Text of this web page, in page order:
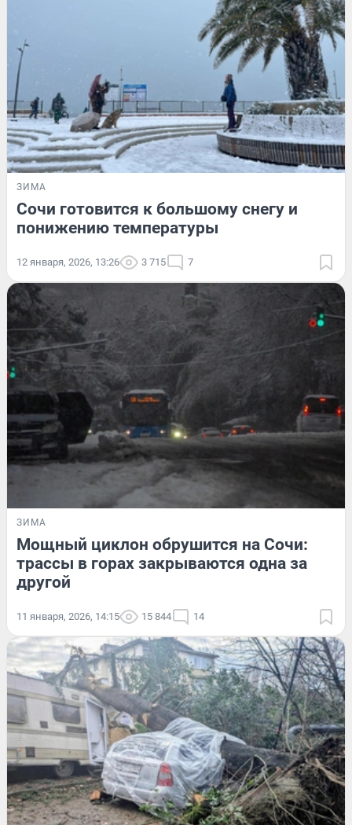
ЗИМА
Сочи готовится к большому снегу и
понижению температуры
12 января, 2026, 13:26 3 715 7
ЗИМА
Мощный циклон обрушится на Сочи:
трассы в горах закрываются одна за
другой
11 января, 2026, 14:15 15 844 14